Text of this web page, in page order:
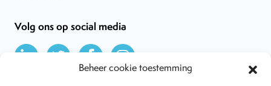
Beheer cookie toestemming
Volg ons op social media